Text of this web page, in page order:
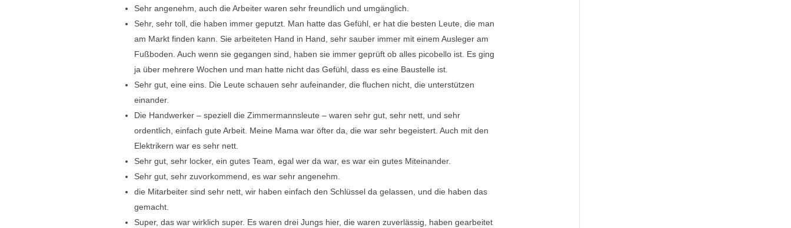
Sehr angenehm, auch die Arbeiter waren sehr freundlich und umgänglich.
Sehr, sehr toll, die haben immer geputzt. Man hatte das Gefühl, er hat die besten Leute, die man
am Markt finden kann. Sie arbeiteten Hand in Hand, sehr sauber immer mit einem Ausleger am
Fußboden. Auch wenn sie gegangen sind, haben sie immer geprüft ob alles picobello ist. Es ging
ja über mehrere Wochen und man hatte nicht das Gefühl, dass es eine Baustelle ist.
Sehr gut, eine eins. Die Leute schauen sehr aufeinander, die fluchen nicht, die unterstützen
einander.
Die Handwerker – speziell die Zimmermannsleute – waren sehr gut, sehr nett, und sehr
ordentlich, einfach gute Arbeit. Meine Mama war öfter da, die war sehr begeistert. Auch mit den
Elektrikern war es sehr nett.
Sehr gut, sehr locker, ein gutes Team, egal wer da war, es war ein gutes Miteinander.
Sehr gut, sehr zuvorkommend, es war sehr angenehm.
die Mitarbeiter sind sehr nett, wir haben einfach den Schlüssel da gelassen, und die haben das
gemacht.
Super, das war wirklich super. Es waren drei Jungs hier, die waren zuverlässig, haben gearbeitet